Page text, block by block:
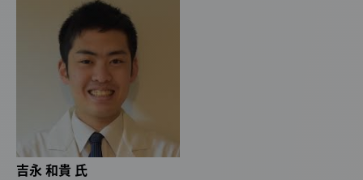
吉永 和貴 氏